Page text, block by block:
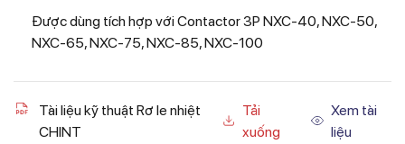
Được dùng tích hợp với Contactor 3P NXC-40, NXC-50,
NXC-65, NXC-75, NXC-85, NXC-100
Tài liệu kỹ thuật Rơ le nhiệt
CHINT
Tải
xuống
Xem tài
liệu